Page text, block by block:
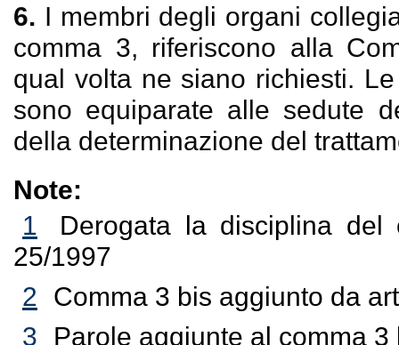
6. I membri degli organi
comma 3, riferiscono alla
qual volta ne siano richiesti.
sono equiparate alle sedute
della determinazione del
Note:
1
Derogata la disciplina
25/1997
2 Comma 3 bis aggiunto da
3
Parole aggiunte al comma